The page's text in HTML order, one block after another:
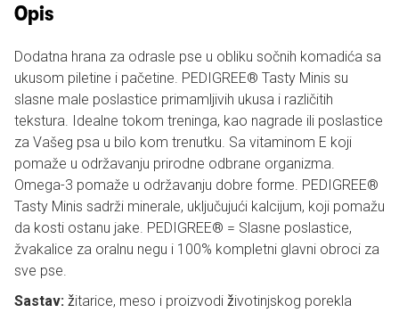
Opis
Dodatna hrana za odrasle pse u obliku sočnih komadića sa
ukusom piletine i pačetine. PEDIGREE® Tasty Minis su
slasne male poslastice primamljivih ukusa i različitih
tekstura. Idealne tokom treninga, kao nagrade ili poslastice
za Vašeg psa u bilo kom trenutku. Sa vitaminom E koji
pomaže u održavanju prirodne odbrane organizma.
Omega-3 pomaže u održavanju dobre forme. PEDIGREE®
Tasty Minis sadrži minerale, uključujući kalcijum, koji pomažu
da kosti ostanu jake. PEDIGREE® = Slasne poslastice,
žvakalice za oralnu negu i 100% kompletni glavni obroci za
sve pse.
Sastav: žitarice, meso i proizvodi životinjskog porekla